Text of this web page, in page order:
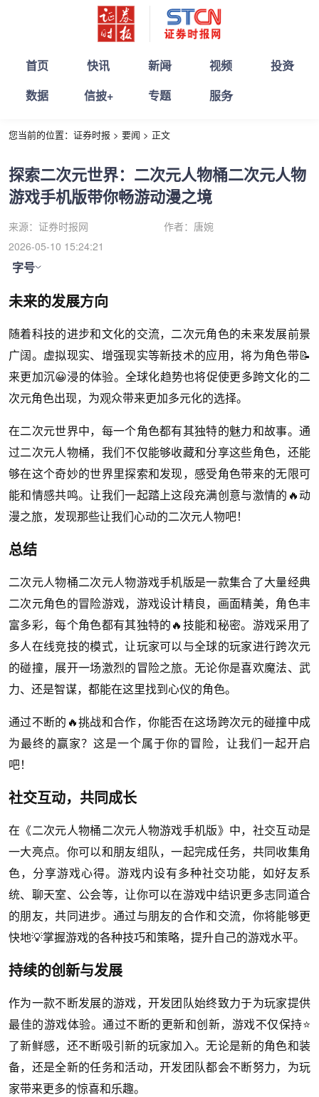
首页 快讯 新闻 视频
投资
数据
信披+ 专题 服务
您当前的位置： 证券时报 > 要闻 > 正文
探索二次元世界：二次元人物桶二次元人物
游戏手机版带你畅游动漫之境
来源： 证券时报网 作者： 唐婉
2026-05-10 15:24:21
字号
未来的发展方向
随着科技的进步和文化的交流，二次元角色的未来发展前景
广阔。虚拟现实、增强现实等新技术的应用，将为角色带📝
来更加沉😀浸的体验。全球化趋势也将促使更多跨文化的二
次元角色出现，为观众带来更加多元化的选择。
在二次元世界中，每一个角色都有其独特的魅力和故事。通
过二次元人物桶，我们不仅能够收藏和分享这些角色，还能
够在这个奇妙的世界里探索和发现，感受角色带来的无限可
能和情感共鸣。让我们一起踏上这段充满创意与激情的🔥动
漫之旅，发现那些让我们心动的二次元人物吧！
总结
二次元人物桶二次元人物游戏手机版是一款集合了大量经典
二次元角色的冒险游戏，游戏设计精良，画面精美，角色丰
富多彩，每个角色都有其独特的🔥技能和秘密。游戏采用了
多人在线竞技的模式，让玩家可以与全球的玩家进行跨次元
的碰撞，展开一场激烈的冒险之旅。无论你是喜欢魔法、武
力、还是智谋，都能在这里找到心仪的角色。
通过不断的🔥挑战和合作，你能否在这场跨次元的碰撞中成
为最终的赢家？这是一个属于你的冒险，让我们一起开启
吧！
社交互动，共同成长
在《二次元人物桶二次元人物游戏手机版》中，社交互动是
一大亮点。你可以和朋友组队，一起完成任务，共同收集角
色，分享游戏心得。游戏内设有多种社交功能，如好友系
统、聊天室、公会等，让你可以在游戏中结识更多志同道合
的朋友，共同进步。通过与朋友的合作和交流，你将能够更
快地💡掌握游戏的各种技巧和策略，提升自己的游戏水平。
持续的创新与发展
作为一款不断发展的游戏，开发团队始终致力于为玩家提供
最佳的游戏体验。通过不断的更新和创新，游戏不仅保持⭐
了新鲜感，还不断吸引新的玩家加入。无论是新的角色和装
备，还是全新的任务和活动，开发团队都会不断努力，为玩
家带来更多的惊喜和乐趣。